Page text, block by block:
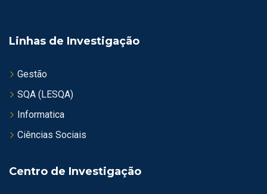
Linhas de Investigação
Gestão
SQA (LESQA)
Informatica
Ciências Sociais
Centro de Investigação